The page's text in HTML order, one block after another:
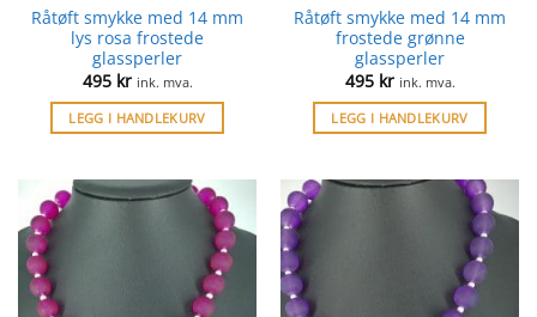
Råtøft smykke med 14 mm
lys rosa frostede
glassperler
495 kr ink. mva.
LEGG I HANDLEKURV
Råtøft smykke med 14 mm
frostede grønne
glassperler
495 kr ink. mva.
LEGG I HANDLEKURV